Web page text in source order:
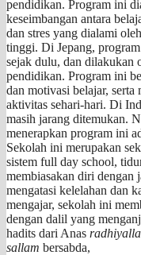
pendidikan. Program ini
keseimbangan antara
dan stres yang dialami
tinggi. Di Jepang,
sejak dulu, dan dilakukan
pendidikan. Program ini
dan motivasi belajar, serta
aktivitas sehari-hari. Di
masih jarang ditemukan.
menerapkan program ini
Sekolah ini merupakan
sistem full day school,
membiasakan diri dengan
mengatasi kelelahan dan
mengajar, sekolah ini
dengan dalil yang
hadits dari Anas
sallam bersabda,